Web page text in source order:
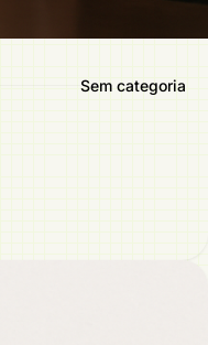
Sem categoria